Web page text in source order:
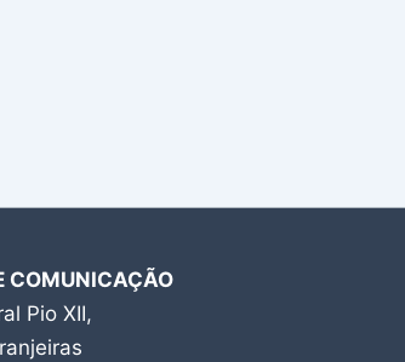
COMUNICAÇÃO
Pio XII,